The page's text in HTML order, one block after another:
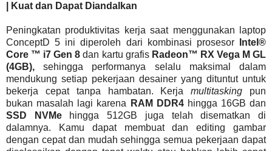
| Kuat dan Dapat Diandalkan
Peningkatan produktivitas kerja saat menggunakan laptop
ConceptD 5 ini diperoleh dari kombinasi prosesor
Intel®
Core ™ i7 Gen 8 dan kartu grafis Radeon™ RX Vega M GL
(4GB), sehingga performanya selalu maksimal dalam
mendukung setiap pekerjaan desainer yang dituntut untuk
bekerja cepat tanpa hambatan. Kerjamultitasking pun
bukan masalah lagi karena
RAM DDR4hingga 16GB dan
SSD NVMehingga 512GB juga telah disematkan di
dalamnya. Kamu dapat membuat dan editing gambar
dengan cepat dan mudah sehingga semua pekerjaan dapat